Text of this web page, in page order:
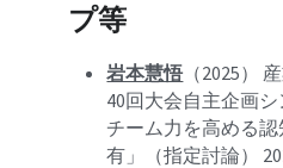
プ等
岩本慧悟（2025）
40回大会自主企画
チーム力を高める
有」（指定討論）